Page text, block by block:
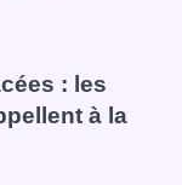
c’est le plus
: les
à la